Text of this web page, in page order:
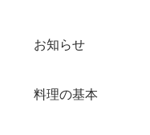
お知らせ
料理の基本